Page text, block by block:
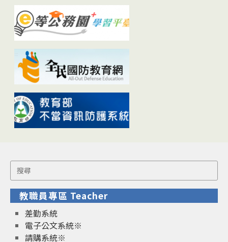
Search
for:
教職員專區 Teacher
差勤系統
電子公文系統※
請購系統※